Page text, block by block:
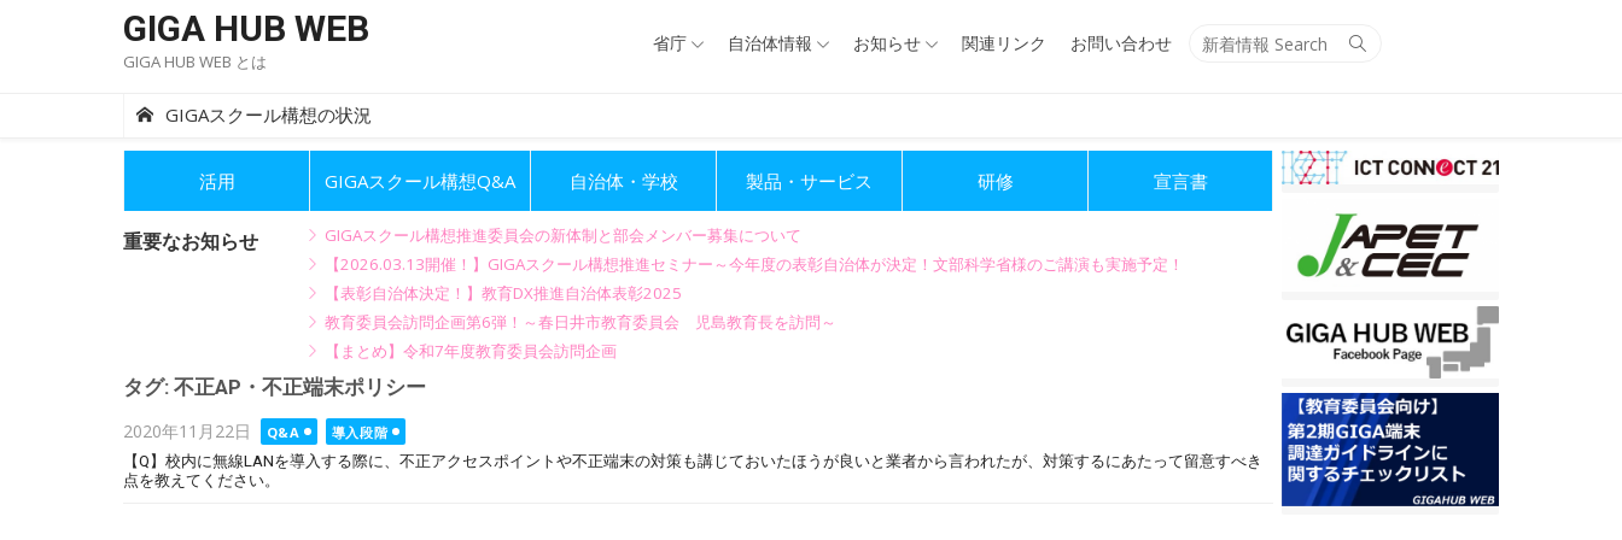
GIGA HUB WEB
GIGA HUB WEB とは
Search
省庁 自治体情報 お知らせ 関連リンク お問い合わせ
GIGAスクール構想の状況
活用 GIGAスクール構想Q&A 自治体・学校 製品・サービス 研修 宣言書
重要なお知らせ
GIGAスクール構想推進委員会の新体制と部会メンバー募集について
【2026.03.13開催！】GIGAスクール構想推進セミナー～今年度の表彰自治体が決定！文部科学省様のご講演も実施予定！
【表彰自治体決定！】教育DX推進自治体表彰2025
教育委員会訪問企画第6弾！～春日井市教育委員会 児島教育長を訪問～
【まとめ】令和7年度教育委員会訪問企画
タグ: 不正AP・不正端末ポリシー
Posted
on
2020年11月22日 Q&A
導入段階
【Q】校内に無線LANを導入する際に、不正アクセスポイントや不正端末の対策も講じておいたほうが良いと業者から言われたが、対策するにあたって留意すべき
点を教えてください。